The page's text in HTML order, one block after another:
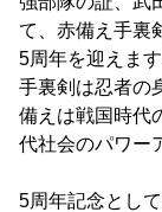
て、赤備え手裏
5周年を迎えます
手裏剣は忍者の
備えは戦国時代
代社会のパワー
5周年記念とし